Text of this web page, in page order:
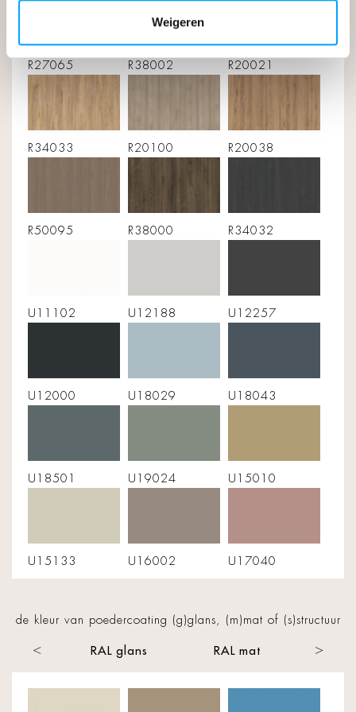
Weigeren
R27065 R38002 R20021
R34033 R20100 R20038
R50095 R38000 R34032
U11102 U12188 U12257
U12000 U18029 U18043
U18501 U19024 U15010
U15133 U16002 U17040
de kleur van poedercoating (g)glans, (m)mat of (s)structuur
RAL glans RAL mat RAL